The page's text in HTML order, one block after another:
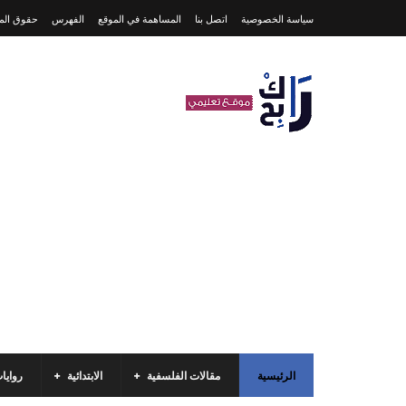
سياسة الخصوصية اتصل بنا المساهمة في الموقع الفهرس حقوق
الرئيسية مقالات الفلسفية الابتدائية